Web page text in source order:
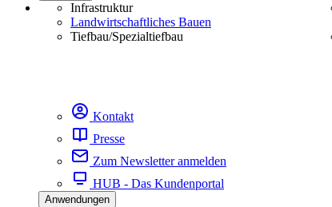
Infrastruktur
Landwirtschaftliches Bauen
Tiefbau/Spezialtiefbau
Kontakt
Presse
Zum Newsletter anmelden
HUB - Das Kundenportal
Anwendungen